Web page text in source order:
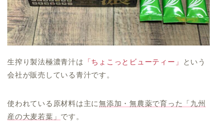
生搾り製法極濃青汁は 「ちょこっとビューティー」
という
会社が販売している青汁です。
使われている原材料は主に無添加・無農薬で育った「九州
産の大麦若葉」 です。